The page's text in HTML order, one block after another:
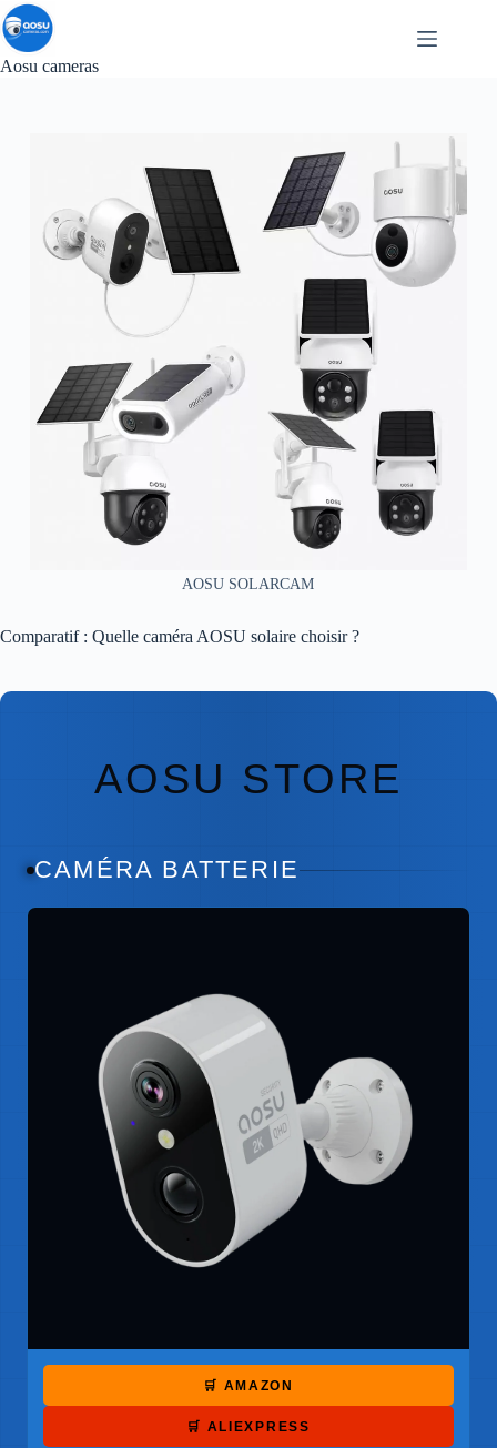
Passer
au
contenu
Aosu cameras
AOSU SOLARCAM
Comparatif : Quelle caméra AOSU solaire choisir ?
AOSU STORE
CAMÉRA BATTERIE
🛒 AMAZON
🛒 ALIEXPRESS